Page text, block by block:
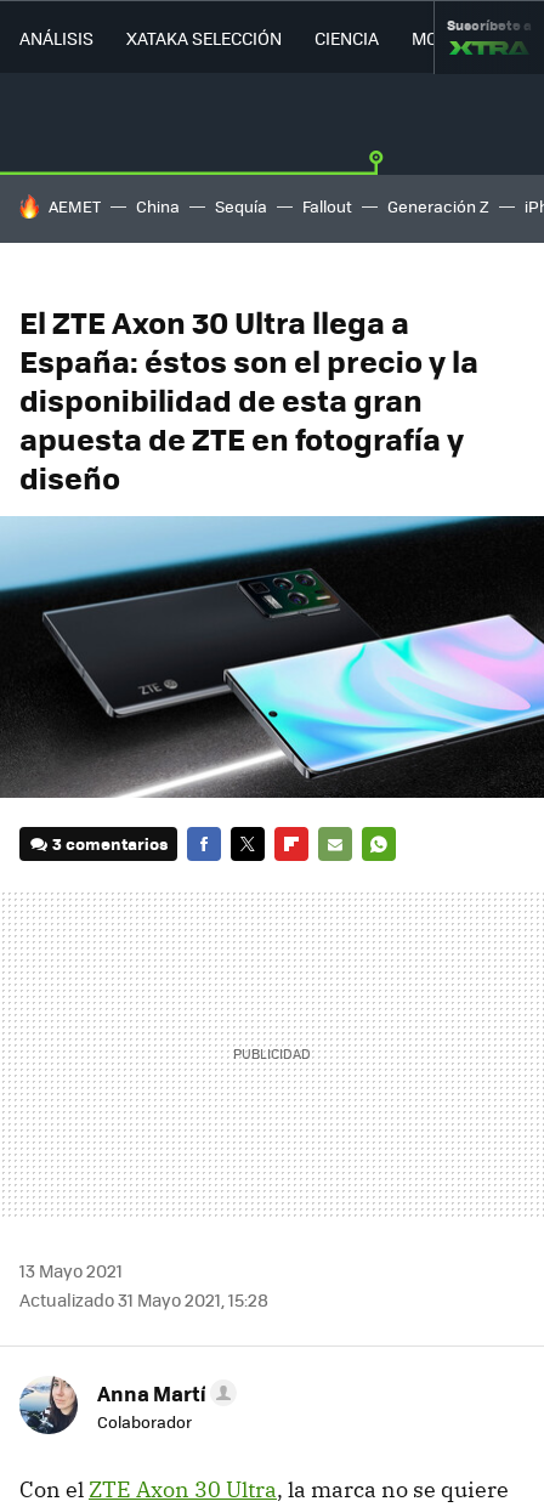
ANÁLISIS XATAKA SELECCIÓN CIENCIA MOVILIDAD
Suscríbete a
HOY SE HABLA DE
AEMET China Sequía Fallout Generación Z
El ZTE Axon 30 Ultra llega a
España: éstos son el precio y la
disponibilidad de esta gran
apuesta de ZTE en fotografía y
diseño
3 comentarios
MAIL
13 Mayo 2021
Actualizado 31 Mayo 2021, 15:28
Anna Martí
Colaborador
Con el ZTE Axon 30 Ultra, la marca no se quiere